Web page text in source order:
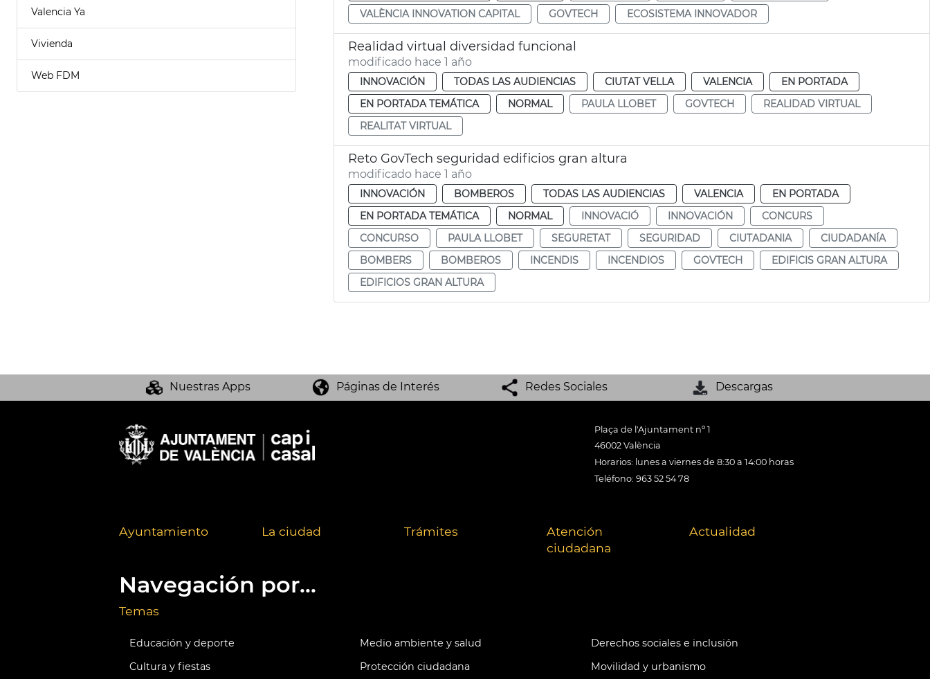
Valencia Ya
Vivienda
Web FDM
VALÈNCIA INNOVATION CAPITAL
GOVTECH ECOSISTEMA INNOVADOR
Realidad virtual diversidad funcional
modificado hace 1 año
INNOVACIÓN TODAS LAS AUDIENCIAS CIUTAT VELLA VALENCIA
EN PORTADA
EN PORTADA TEMÁTICA
NORMAL PAULA LLOBET GOVTECH
REALIDAD VIRTUAL
REALITAT VIRTUAL
Reto GovTech seguridad edificios gran altura
modificado hace 1 año
INNOVACIÓN BOMBEROS TODAS LAS AUDIENCIAS VALENCIA
EN PORTADA
EN PORTADA TEMÁTICA
NORMAL INNOVACIÓ INNOVACIÓN
CONCURS
CONCURSO
PAULA LLOBET SEGURETAT SEGURIDAD CIUTADANIA
CIUDADANÍA
BOMBERS
BOMBEROS INCENDIS INCENDIOS GOVTECH
EDIFICIS GRAN ALTURA
EDIFICIOS GRAN ALTURA
Nuestras Apps Páginas de Interés Redes Sociales Descargas
Plaça de l'Ajuntament nº 1
46002 València
Horarios: lunes a viernes de 8:30 a 14:00 horas
Teléfono: 963 52 54 78
Ayuntamiento La ciudad Trámites
Atención
ciudadana
Actualidad
Navegación por...
Temas
Educación y deporte Medio ambiente y salud
Derechos sociales e inclusión
Cultura y fiestas
Protección ciudadana Movilidad y urbanismo